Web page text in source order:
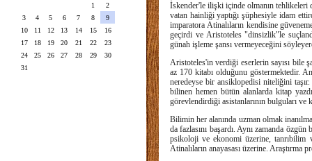
1
2
3
4 5 6 7 8
9
10
11 12 13 14 15
16
17
18 19 20 21 22
23
24
25 26 27 28 29
30
31
İskender'le ilişki içinde olmanın tehlikeleri
vatan hainliği yaptığı şüphesiyle idam
imparatora Atinalıların kendisine
geçirdi ve Aristoteles "dinsizlik"le
günah işleme şansı vermeyeceğini
Aristoteles'in verdiği eserlerin sayısı bile
az 170 kitabı olduğunu göstermektedir.
neredeyse bir ansiklopedisi niteliğini
bilinen hemen bütün alanlarda kitap
görevlendirdiği asistanlarının bulguları ve
Bilimin her alanında uzman olmak
da fazlasını başardı. Aynı zamanda
psikoloji ve ekonomi üzerine, tanrıbilim
Atinalıların anayasası üzerine. Araştırma